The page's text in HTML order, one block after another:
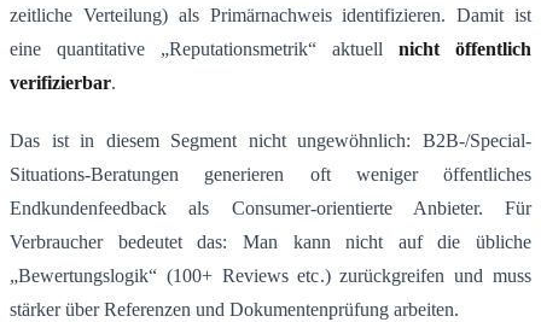
zeitliche Verteilung) als Primärnachweis identifizieren. Damit ist
eine quantitative „Reputationsmetrik“ aktuell nicht öffentlich
verifizierbar.
Das ist in diesem Segment nicht ungewöhnlich: B2B-/Special-
Situations-Beratungen generieren oft weniger öffentliches
Endkundenfeedback als Consumer-orientierte Anbieter. Für
Verbraucher bedeutet das: Man kann nicht auf die übliche
„Bewertungslogik“ (100+ Reviews etc.) zurückgreifen und muss
stärker über Referenzen und Dokumentenprüfung arbeiten.